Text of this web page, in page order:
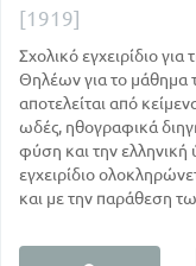
[1919]
Σχολικό εγχειρίδιο
Θηλέων για το μάθημα
αποτελείται από
ωδές, ηθογραφικά
φύση και την ελληνική
εγχειρίδιο
και με την παράθεση